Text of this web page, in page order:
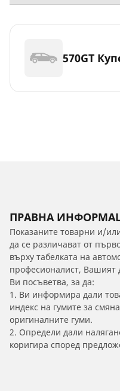
570GT
ПРАВНА
Показаните товарни и/
да се различават от
върху табелката на
професионалист, Вашият
Ви посъветва, за да:
1. Ви информира дали
индекс на гумите за
оригиналните гуми.
2. Определи дали
коригира според